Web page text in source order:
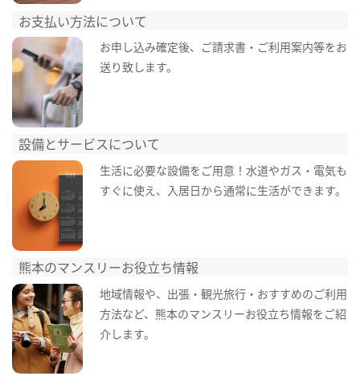
お支払い方法について
お申し込み確定後、ご請求書・ご利用案内等をお
送り致します。
設備とサービスについて
生活に必要な設備をご用意！水道やガス・電気も
すぐに使え、入居日から通常に生活ができます。
熊本のマンスリーお役立ち情報
地域情報や、出張・観光旅行・おすすめのご利用
方法など、熊本のマンスリーお役立ち情報をご紹
介します。